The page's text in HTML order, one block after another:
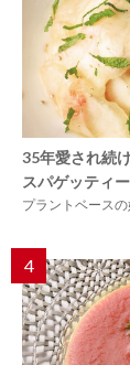
35年愛され続
スパゲッティー
プラントベース
4